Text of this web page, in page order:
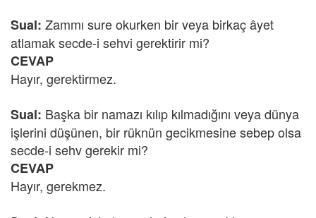
Sual: Zammı sure okurken bir veya birkaç âyet
atlamak secde-i sehvi gerektirir mi?
CEVAP
Hayır, gerektirmez.
Sual: Başka bir namazı kılıp kılmadığını veya dünya
işlerini düşünen, bir rüknün gecikmesine sebep olsa
secde-i sehv gerekir mi?
CEVAP
Hayır, gerekmez.